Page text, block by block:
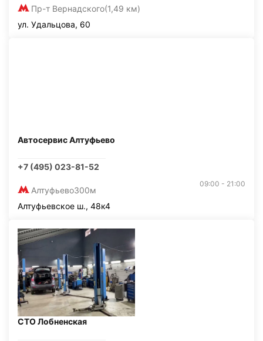
Пр-т Вернадского(1,49 км)
ул. Удальцова, 60
Автосервис Алтуфьево
+7 (495) 023-81-52
Алтуфьево300м
09:00 - 21:00
Алтуфьевское ш., 48к4
СТО Лобненская